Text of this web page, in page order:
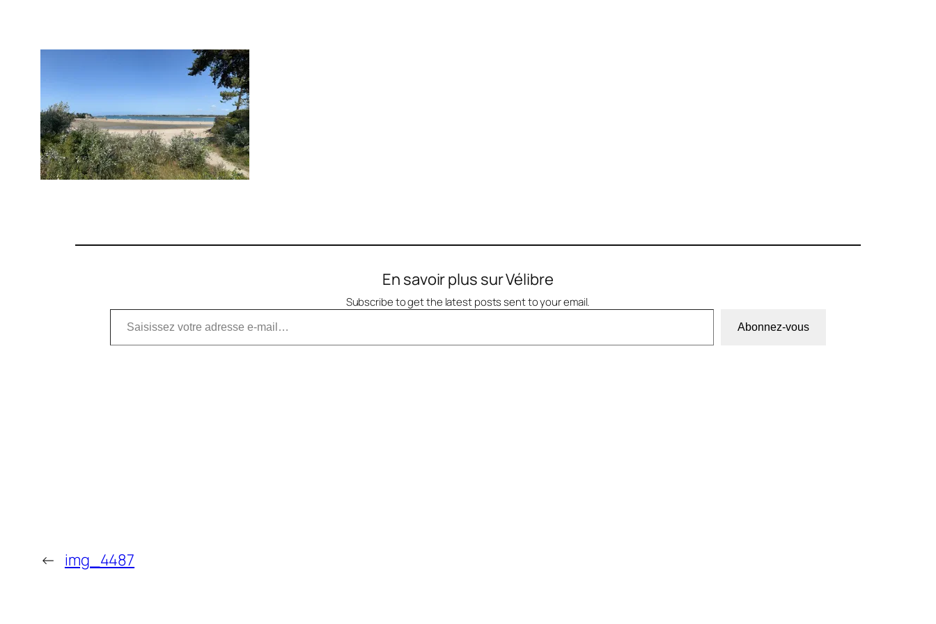
En savoir plus sur Vélibre
Subscribe to get the latest posts sent to your email.
Saisissez votre adresse e-mail…
Abonnez-vous
← img_4487